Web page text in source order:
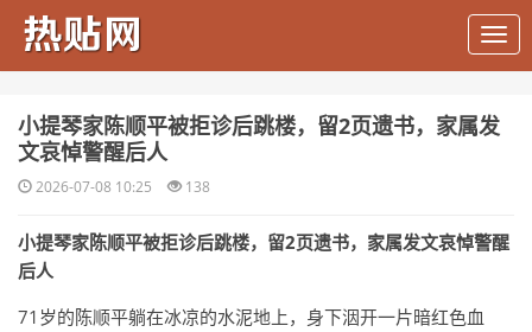
​小提琴家陈顺平被拒诊后跳楼，留2页遗书，家属发
文哀悼警醒后人
2026-07-08 10:25 138
小提琴家陈顺平被拒诊后跳楼，留2页遗书，家属发文哀悼警醒
后人
71岁的陈顺平躺在冰凉的水泥地上，身下洇开一片暗红色血